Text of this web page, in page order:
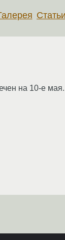
Статьи
на 10-е мая.